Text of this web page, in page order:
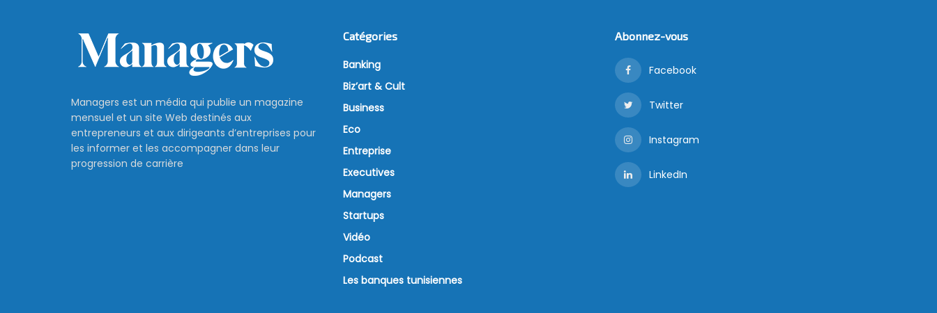
Managers est un média qui publie un magazine
mensuel et un site Web destinés aux
entrepreneurs et aux dirigeants d’entreprises pour
les informer et les accompagner dans leur
progression de carrière
Catégories
Banking
Biz’art & Cult
Business
Eco
Entreprise
Executives
Managers
Startups
Vidéo
Podcast
Les banques tunisiennes
Abonnez-vous
Facebook
Twitter
Instagram
LinkedIn